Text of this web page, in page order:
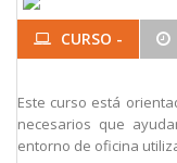
CURSO -
Este curso está
necesarios que
entorno de oficina